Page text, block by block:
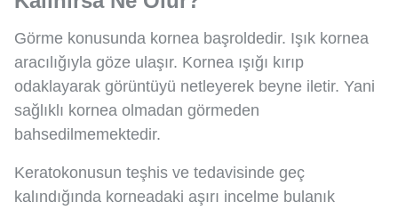
Görme konusunda kornea başroldedir. Işık kornea
aracılığıyla göze ulaşır. Kornea ışığı kırıp
odaklayarak görüntüyü netleyerek beyne iletir. Yani
sağlıklı kornea olmadan görmeden
bahsedilmemektedir.
Keratokonusun teşhis ve tedavisinde geç
kalındığında korneadaki aşırı incelme bulanık